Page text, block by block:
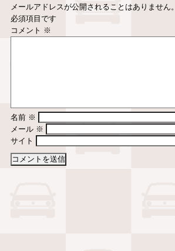
メールアドレスが公開されることはありません。
必須項目です
コメント ※
名前 ※
メール ※
サイト